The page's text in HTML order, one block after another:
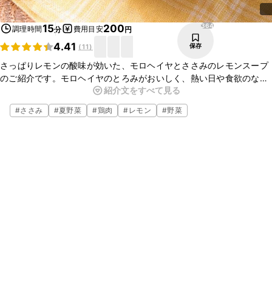
調理時間15分 費用目安200円
4.41 (11)
364
保存
さっぱりレモンの酸味が効いた、モロヘイヤとささみのレモンスープ
のご紹介です。モロヘイヤのとろみがおいしく、熱い日や食欲のない
日におすすめのスープです。少ない材料で簡単に出来ますよ。ぜひお
試しくださいね。
紹介文をすべて見る
#ささみ #夏野菜 #鶏肉 #レモン #野菜